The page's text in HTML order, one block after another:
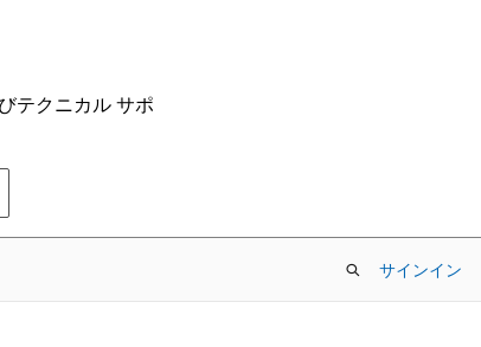
テクニカル サポ
サインイン